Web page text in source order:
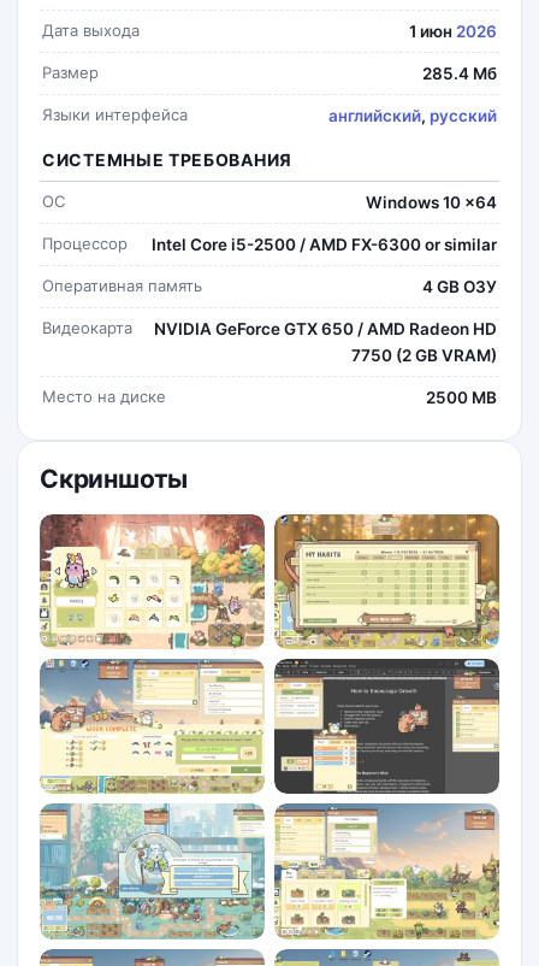
Дата выхода 1 июн 2026
Размер 285.4 Мб
Языки интерфейса английский, русский
СИСТЕМНЫЕ ТРЕБОВАНИЯ
ОС Windows 10 x64
Процессор Intel Core i5-2500 / AMD FX-6300 or similar
Оперативная память 4 GB ОЗУ
Видеокарта
NVIDIA GeForce GTX 650 / AMD Radeon HD
7750 (2 GB VRAM)
Место на диске 2500 MB
Скриншоты